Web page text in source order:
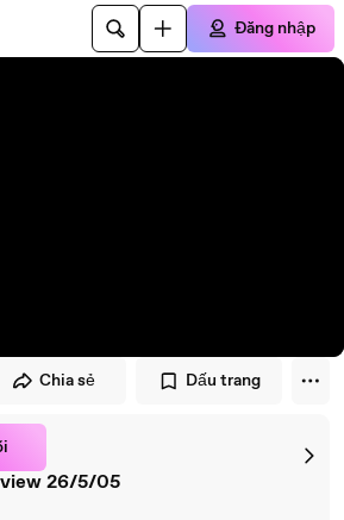
Đăng nhập
Chia sẻ Dấu trang
26/5/05